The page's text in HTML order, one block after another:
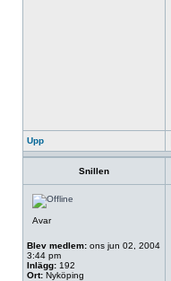
Upp
Snillen
Avar
Blev medlem: ons jun 02, 2004
3:44 pm
Inlägg: 192
Ort: Nyköping